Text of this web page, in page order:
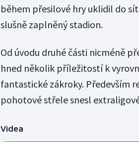
během přesilové hry uklidil do
slušně zaplněný stadion.
Od úvodu druhé části nicméně
hned několik příležitostí k
fantastické zákroky. Především
pohotové střele snesl
Videa